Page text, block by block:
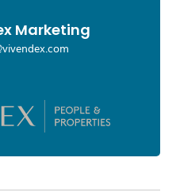
Marketing